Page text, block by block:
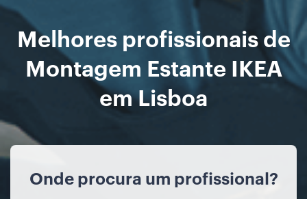
Melhores profissionais de
Montagem Estante IKEA
em Lisboa
Onde procura um profissional?